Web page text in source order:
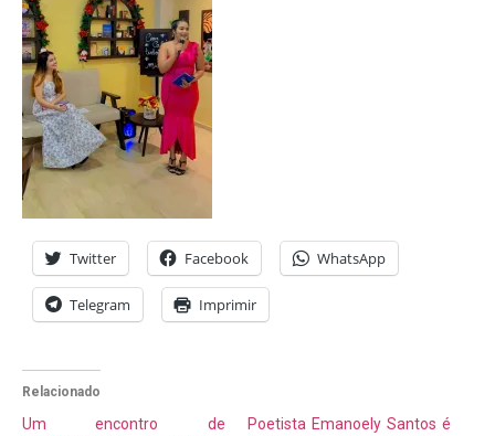
Twitter Facebook WhatsApp
Telegram Imprimir
Relacionado
Um encontro de
Poetista Emanoely Santos é